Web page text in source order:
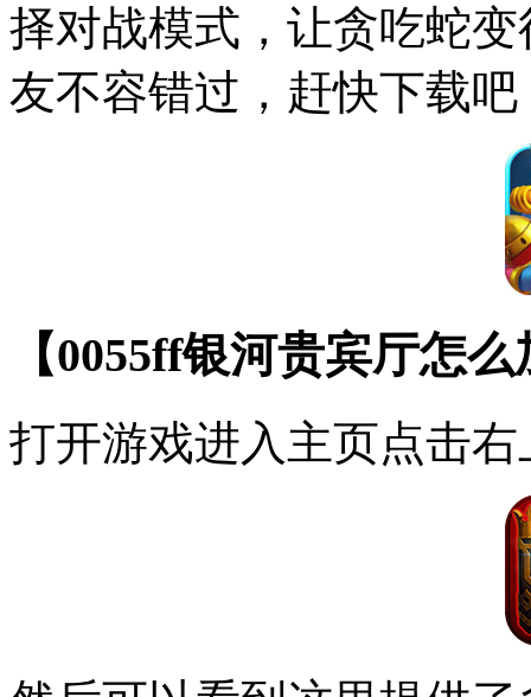
择对战模式，让贪吃蛇
友不容错过，赶快下载吧
【0055ff银河贵宾厅怎
打开游戏进入主页点击